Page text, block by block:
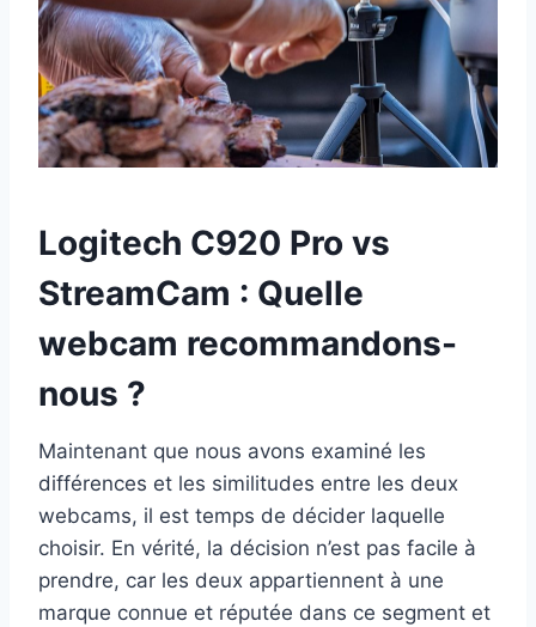
Logitech C920 Pro vs
StreamCam : Quelle
webcam recommandons-
nous ?
Maintenant que nous avons examiné les
différences et les similitudes entre les deux
webcams, il est temps de décider laquelle
choisir. En vérité, la décision n’est pas facile à
prendre, car les deux appartiennent à une
marque connue et réputée dans ce segment et